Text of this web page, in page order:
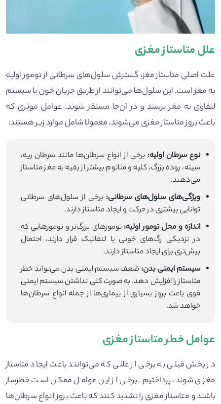
علل متاستاز مغزی
علت اصلی متاستاز مغز، گسترش سلول‌های سرطانی از تومور اولیه
به مغز است. این سلول‌ها می‌توانند از طریق جریان خون یا سیستم
لنفاوی به مغز برسند و در آن‌جا مستقر شوند. عوامل موثری که
باعث بروز متاستاز مغزی می‌شوند، معمولا شامل موارد زیر هستند:
نوع سرطان اولیه: برخی از انواع سرطان‌ها مانند سرطان ریه،
سینه، روده بزرگ، کلیه و ملانوم بیشتر از بقیه به مغز متاستاز
می‌دهند.
ویژگی‌های سلول‌های سرطانی: برخی از سلول‌های سرطانی
توانایی بیشتری در حرکت و ایجاد متاستاز دارند.
اندازه و محل تومور اولیه: تومورهای بزرگ‌تر و تومورهایی که
در نزدیکی رگ‌های خونی یا لنفاتیک قرار دارند، احتمال
بیش‌تری برای ایجاد متاستاز دارند.
سیستم ایمنی بدن: ضعف سیستم ایمنی بدن می‌تواند خطر
متاستاز را افزایش دهد. به صورت کلی نداشتن سیستم ایمنی
قوی باعث بروز بسیاری از بیماری‌ها از جمله انواع سرطان‌ها
خواهد شد.
عوامل خطر متاستاز مغزی
در بخش قبلی به برخی از عللی که می‌توانند باعث ایجاد متاستاز
مغزی شوند، پرداختیم. برخی از این عوامل ممکن است خطرساز
باشند و متاستاز مغزی را تشدید کنند که باعث بروز انواع سرطان‌ها